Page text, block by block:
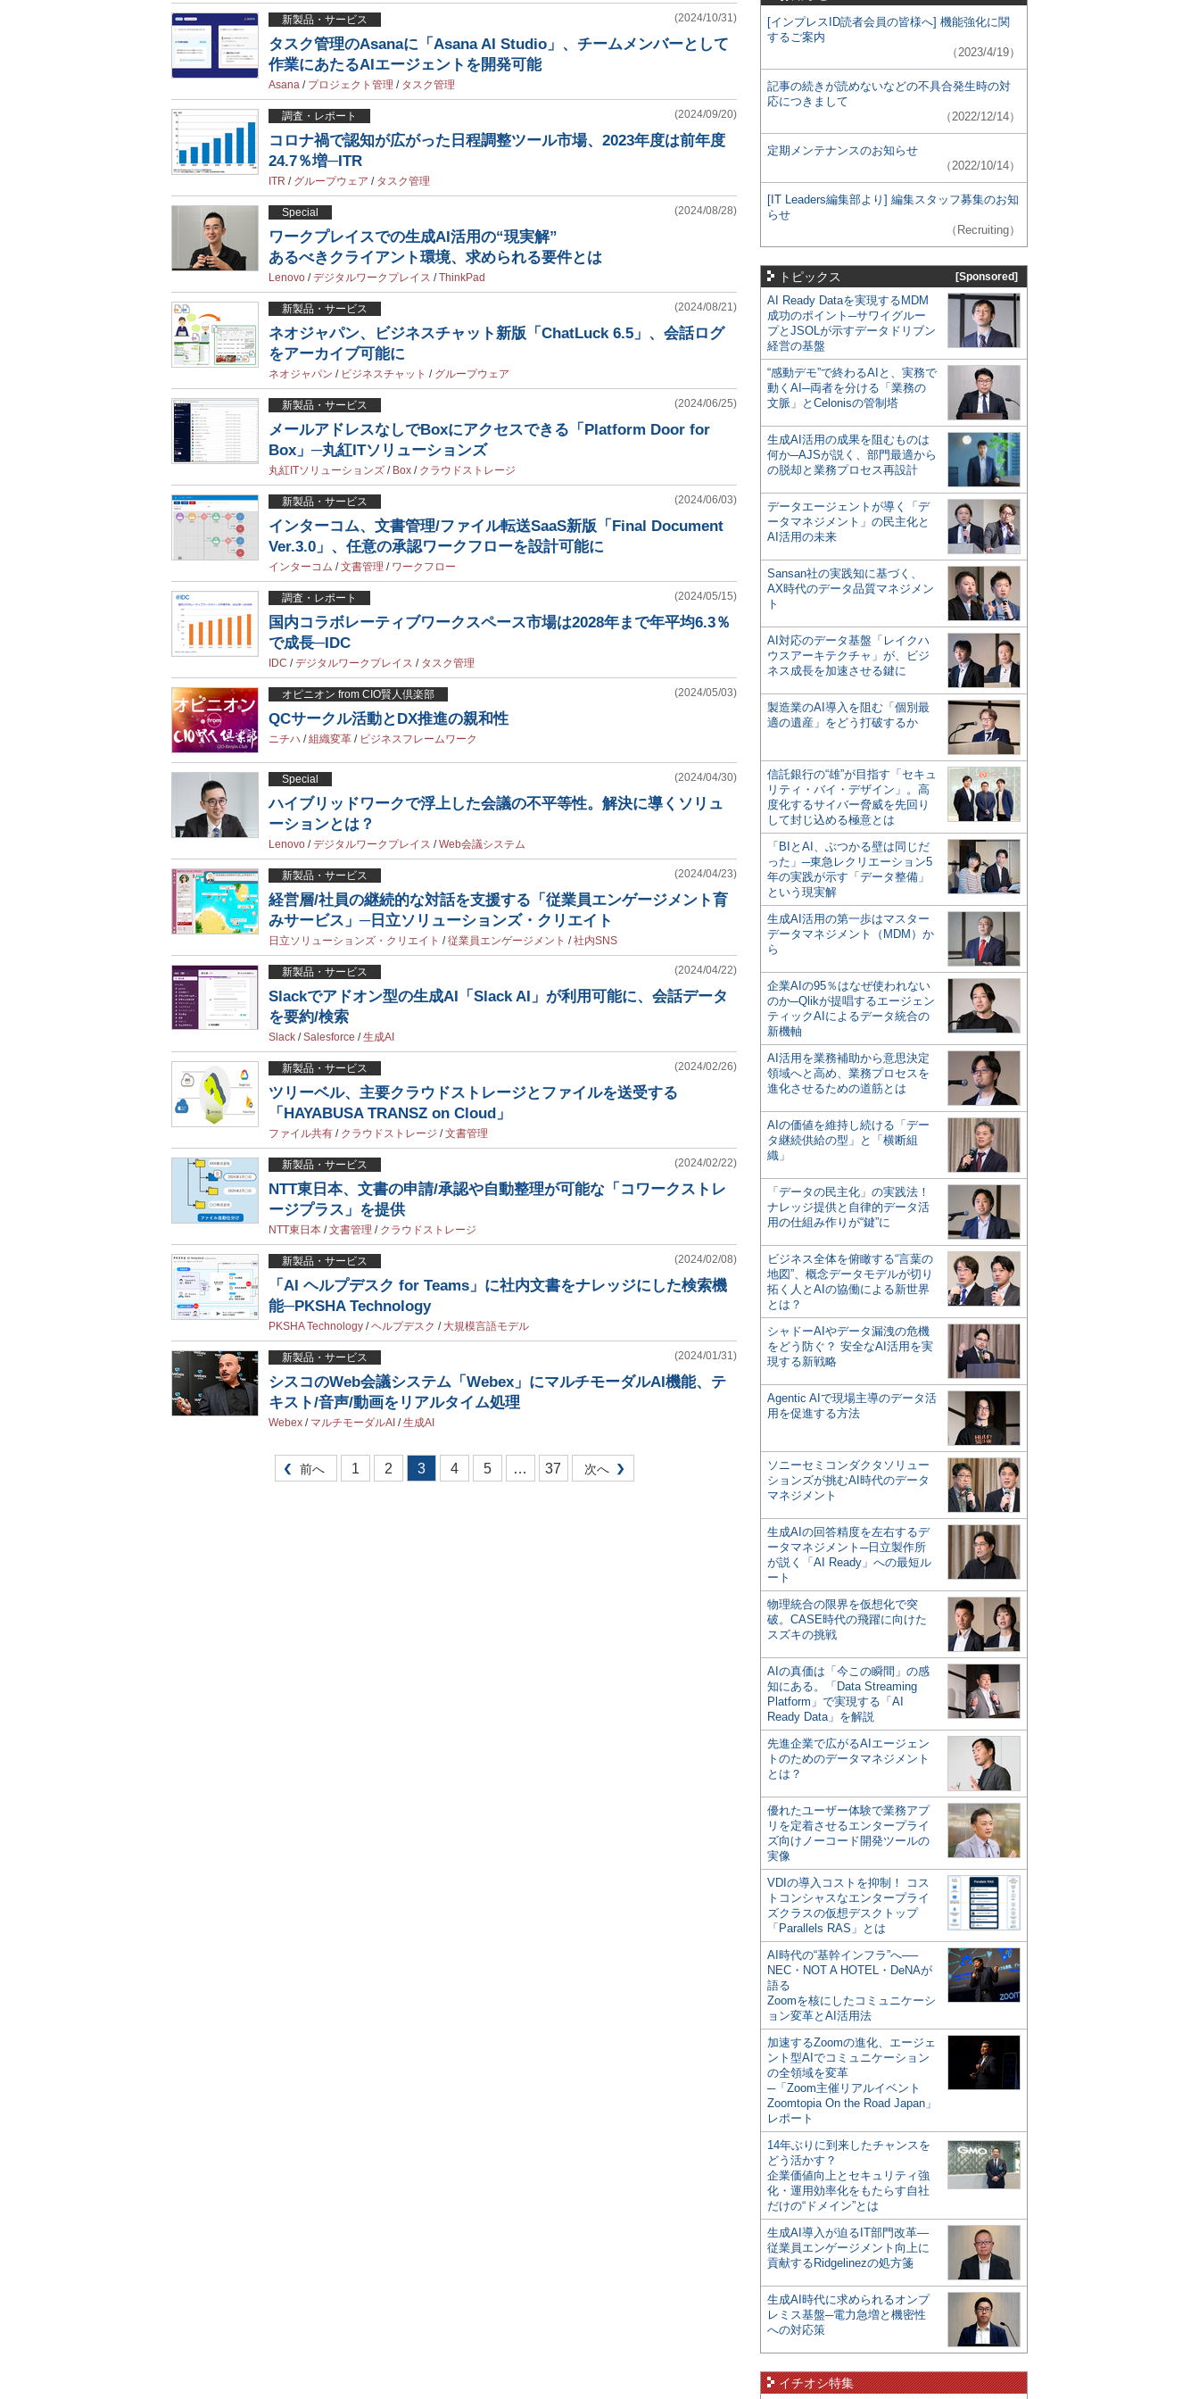
新製品・サービス (2024/10/31)
タスク管理のAsanaに「Asana AI Studio」、チームメンバーとして
作業にあたるAIエージェントを開発可能
Asana / プロジェクト管理 / タスク管理
調査・レポート (2024/09/20)
コロナ禍で認知が広がった日程調整ツール市場、2023年度は前年度
24.7％増─ITR
ITR / グループウェア / タスク管理
Special (2024/08/28)
ワークプレイスでの生成AI活用の“現実解”
あるべきクライアント環境、求められる要件とは
Lenovo /デジタルワークプレイス /ThinkPad
新製品・サービス (2024/08/21)
ネオジャパン、ビジネスチャット新版「ChatLuck 6.5」、会話ログ
をアーカイブ可能に
ネオジャパン / ビジネスチャット / グループウェア
新製品・サービス (2024/06/25)
メールアドレスなしでBoxにアクセスできる「Platform Door for
Box」─丸紅ITソリューションズ
丸紅ITソリューションズ / Box / クラウドストレージ
新製品・サービス (2024/06/03)
インターコム、文書管理/ファイル転送SaaS新版「Final Document
Ver.3.0」、任意の承認ワークフローを設計可能に
インターコム /文書管理 / ワークフロー
調査・レポート (2024/05/15)
国内コラボレーティブワークスペース市場は2028年まで年平均6.3％
で成長─IDC
IDC /デジタルワークプレイス / タスク管理
オピニオン from CIO賢人倶楽部 (2024/05/03)
QCサークル活動とDX推進の親和性
ニチハ /組織変革 / ビジネスフレームワーク
Special (2024/04/30)
ハイブリッドワークで浮上した会議の不平等性。解決に導くソリュ
ーションとは？
Lenovo /デジタルワークプレイス /Web会議システム
新製品・サービス (2024/04/23)
経営層/社員の継続的な対話を支援する「従業員エンゲージメント育
みサービス」─日立ソリューションズ・クリエイト
日立ソリューションズ・クリエイト /従業員エンゲージメント /社内SNS
新製品・サービス (2024/04/22)
Slackでアドオン型の生成AI「Slack AI」が利用可能に、会話データ
を要約/検索
Slack /Salesforce /生成AI
新製品・サービス (2024/02/26)
ツリーベル、主要クラウドストレージとファイルを送受する
「HAYABUSA TRANSZ on Cloud」
ファイル共有 / クラウドストレージ /文書管理
新製品・サービス (2024/02/22)
NTT東日本、文書の申請/承認や自動整理が可能な「コワークストレ
ージプラス」を提供
NTT東日本 /文書管理 / クラウドストレージ
新製品・サービス (2024/02/08)
「AI ヘルプデスク for Teams」に社内文書をナレッジにした検索機
能─PKSHA Technology
PKSHA Technology /ヘルプデスク / 大規模言語モデル
新製品・サービス (2024/01/31)
シスコのWeb会議システム「Webex」にマルチモーダルAI機能、テ
キスト/音声/動画をリアルタイム処理
Webex / マルチモーダルAI /生成AI
前へ 1 2 3 4 5 … 37 次へ
[インプレスID読者会員の皆様へ] 機能強化に関
するご案内
（2023/4/19）
記事の続きが読めないなどの不具合発生時の対
応につきまして
（2022/12/14）
定期メンテナンスのお知らせ
（2022/10/14）
[IT Leaders編集部より] 編集スタッフ募集のお知
らせ
（Recruiting）
トピックス [Sponsored]
AI Ready Dataを実現するMDM
成功のポイント─サワイグルー
プとJSOLが示すデータドリブン
経営の基盤
“感動デモ”で終わるAIと、実務で
動くAI─両者を分ける「業務の
文脈」とCelonisの管制塔
生成AI活用の成果を阻むものは
何か─AJSが説く、部門最適から
の脱却と業務プロセス再設計
データエージェントが導く「デ
ータマネジメント」の民主化と
AI活用の未来
Sansan社の実践知に基づく、
AX時代のデータ品質マネジメン
ト
AI対応のデータ基盤「レイクハ
ウスアーキテクチャ」が、ビジ
ネス成長を加速させる鍵に
製造業のAI導入を阻む「個別最
適の遺産」をどう打破するか
信託銀行の“雄”が目指す「セキュ
リティ・バイ・デザイン」。高
度化するサイバー脅威を先回り
して封じ込める極意とは
「BIとAI、ぶつかる壁は同じだ
った」─東急レクリエーション5
年の実践が示す「データ整備」
という現実解
生成AI活用の第一歩はマスター
データマネジメント（MDM）か
ら
企業AIの95％はなぜ使われない
のか─Qlikが提唱するエージェン
ティックAIによるデータ統合の
新機軸
AI活用を業務補助から意思決定
領域へと高め、業務プロセスを
進化させるための道筋とは
AIの価値を維持し続ける「デー
タ継続供給の型」と「横断組
織」
「データの民主化」の実践法！
ナレッジ提供と自律的データ活
用の仕組み作りが“鍵”に
ビジネス全体を俯瞰する“言葉の
地図”、概念データモデルが切り
拓く人とAIの協働による新世界
とは？
シャドーAIやデータ漏洩の危機
をどう防ぐ？ 安全なAI活用を実
現する新戦略
Agentic AIで現場主導のデータ活
用を促進する方法
ソニーセミコンダクタソリュー
ションズが挑むAI時代のデータ
マネジメント
生成AIの回答精度を左右するデ
ータマネジメント─日立製作所
が説く「AI Ready」への最短ル
ート
物理統合の限界を仮想化で突
破。CASE時代の飛躍に向けた
スズキの挑戦
AIの真価は「今この瞬間」の感
知にある。「Data Streaming
Platform」で実現する「AI
Ready Data」を解説
先進企業で広がるAIエージェン
トのためのデータマネジメント
とは？
優れたユーザー体験で業務アプ
リを定着させるエンタープライ
ズ向けノーコード開発ツールの
実像
VDIの導入コストを抑制！ コス
トコンシャスなエンタープライ
ズクラスの仮想デスクトップ
「Parallels RAS」とは
AI時代の“基幹インフラ”へ──
NEC・NOT A HOTEL・DeNAが
語る
Zoomを核にしたコミュニケーシ
ョン変革とAI活用法
加速するZoomの進化、エージェ
ント型AIでコミュニケーション
の全領域を変革
─「Zoom主催リアルイベント
Zoomtopia On the Road Japan」
レポート
14年ぶりに到来したチャンスを
どう活かす？
企業価値向上とセキュリティ強
化・運用効率化をもたらす自社
だけの“ドメイン”とは
生成AI導入が迫るIT部門改革―
従業員エンゲージメント向上に
貢献するRidgelinezの処方箋
生成AI時代に求められるオンプ
レミス基盤─電力急増と機密性
への対応策
イチオシ特集